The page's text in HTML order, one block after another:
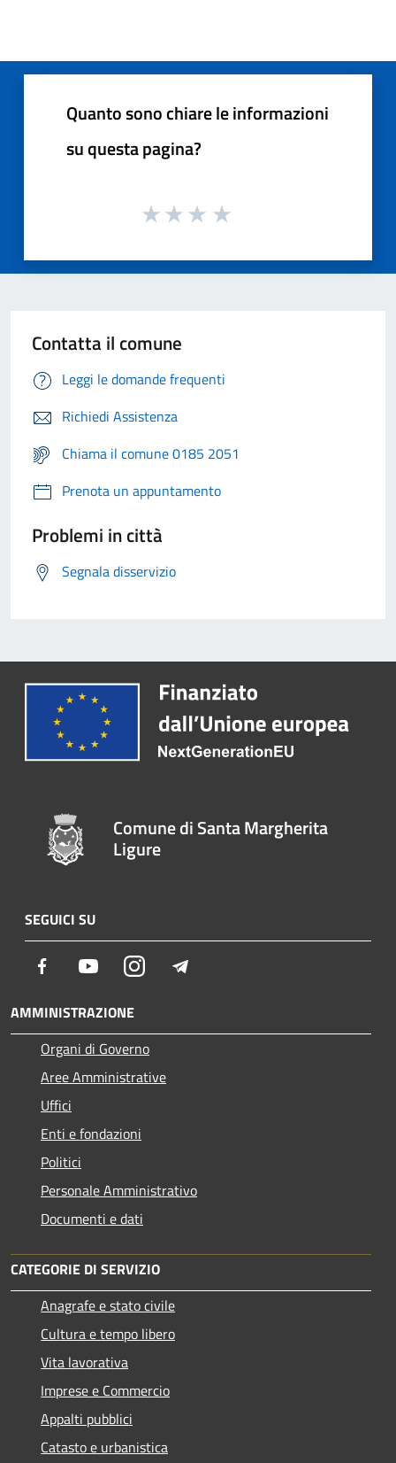
Quanto sono chiare le informazioni
su questa pagina?
Contatta il comune
Leggi le domande frequenti
Richiedi Assistenza
Chiama il comune 0185 2051
Prenota un appuntamento
Problemi in città
Segnala disservizio
Comune di Santa Margherita
Ligure
SEGUICI SU
Facebook YoutubeInstagram
AMMINISTRAZIONE
Organi di Governo
Aree Amministrative
Uffici
Enti e fondazioni
Politici
Personale Amministrativo
Documenti e dati
CATEGORIE DI SERVIZIO
Anagrafe e stato civile
Cultura e tempo libero
Vita lavorativa
Imprese e Commercio
Appalti pubblici
Catasto e urbanistica